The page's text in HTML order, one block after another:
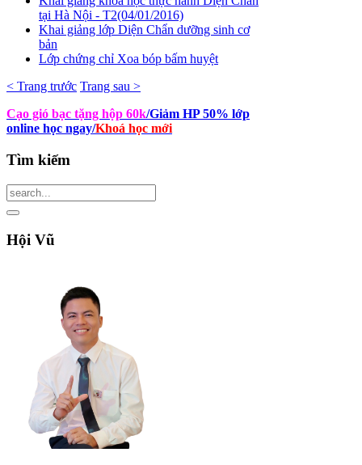
tại Hà Nội - T2(04/01/2016)
Khai giảng lớp Diện Chẩn dưỡng sinh cơ
bản
Lớp chứng chỉ Xoa bóp bấm huyệt
< Trang trước Trang sau >
Cạo gió bạc tặng hộp 60k/Giảm HP 50% lớp
online học ngay/Khoá học mới
Tìm kiếm
Hội Vũ